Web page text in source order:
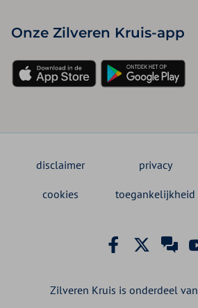
Onze Zilveren Kruis-app
disclaimer privacy
cookies toegankelijkheid
Zilveren Kruis is onderdeel van